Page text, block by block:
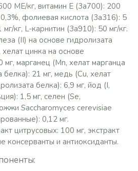
МЕ/кг, витамин E (3a700): 200
фолиевая кислота (3a316): 5
кг, L-карнитин (3a910): 50 мг/кг.
(II) на основе гидролизата
цинка на основе
мг, марганец (Mn, хелат марганца
белка): 21 мг, медь (Cu, хелат
белка): 6,9 мг, йод (I,
1,5 мг, селен (Se,
Saccharomyces cerevisiae
0,12 мг.
цитрусовых: 100 мг, экстракт
консерванты и антиоксиданты.